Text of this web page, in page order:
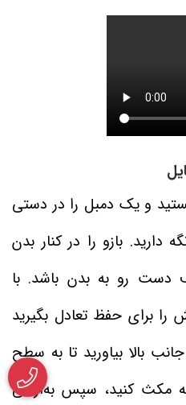
و یک دمبل را در دستی
دارید. بازو را در کنار بدن
دست رو به بدن باشد. با
برای حفظ تعادل بگیرید
بالا بیاورید تا به سطح
مکث کنید، سپس به‌آرامی